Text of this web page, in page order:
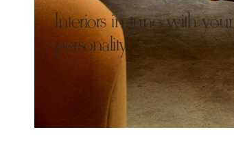
Interiors in tune with your
personality